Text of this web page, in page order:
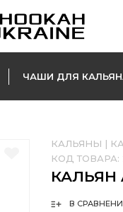
ЧАШИ ДЛЯ
КАЛЬЯНЫ |
КОД ТОВАРА:
КАЛЬЯН
В